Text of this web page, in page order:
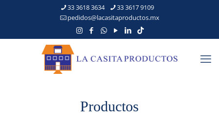
33 3618 3634
33 3617 9109
pedidos@lacasitaproductos.mx
Productos